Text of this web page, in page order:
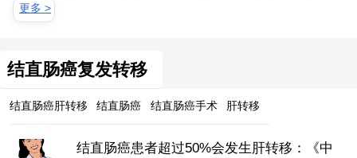
更多 >
结直肠癌复发转移
结直肠癌肝转移 结直肠癌 结直肠癌手术 肝转移
结直肠癌患者超过50%会发生肝转移：《中